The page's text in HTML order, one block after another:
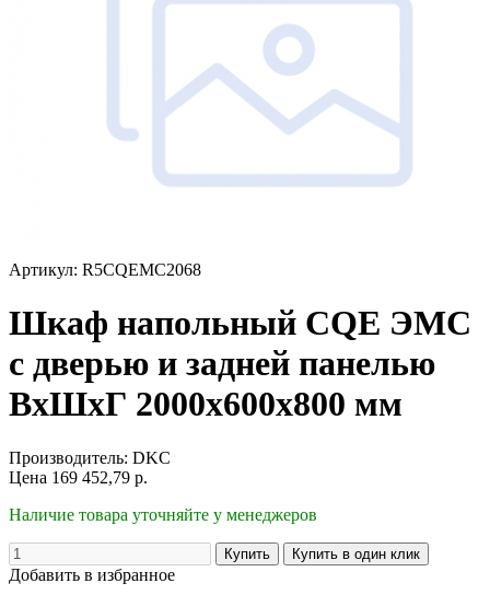
Артикул: R5CQEMC2068
Шкаф напольный CQE ЭМС
с дверью и задней панелью
ВхШхГ 2000x600x800 мм
Производитель: DKC
Цена 169 452,79 р.
Наличие товара уточняйте у менеджеров
Добавить в избранное